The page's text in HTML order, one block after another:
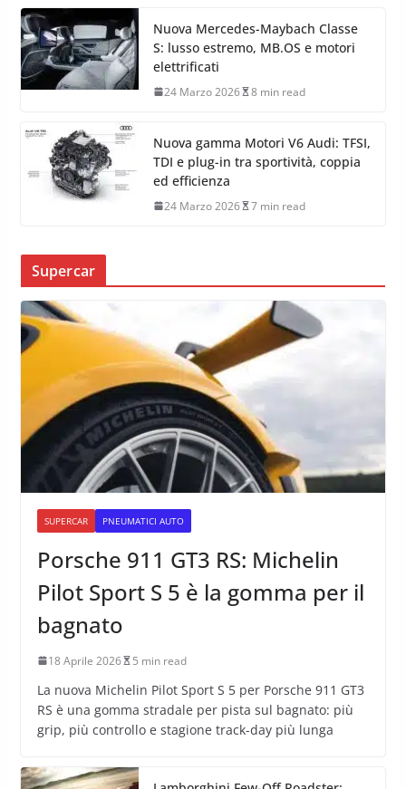
Nuova Mercedes-Maybach Classe
S: lusso estremo, MB.OS e motori
elettrificati
24 Marzo 2026 8 min read
Nuova gamma Motori V6 Audi: TFSI,
TDI e plug-in tra sportività, coppia
ed efficienza
24 Marzo 2026 7 min read
Supercar
SUPERCAR PNEUMATICI AUTO
Porsche 911 GT3 RS: Michelin
Pilot Sport S 5 è la gomma per il
bagnato
18 Aprile 2026 5 min read
La nuova Michelin Pilot Sport S 5 per Porsche 911 GT3
RS è una gomma stradale per pista sul bagnato: più
grip, più controllo e stagione track-day più lunga